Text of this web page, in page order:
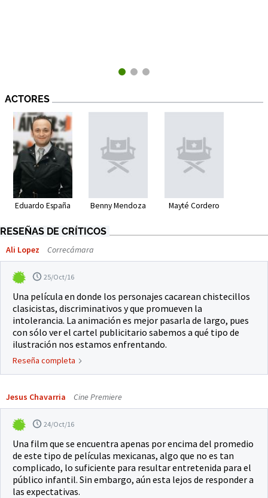
ACTORES
Eduardo España Benny Mendoza Mayté Cordero
RESEÑAS DE CRÍTICOS
Ali Lopez Correcámara
25/Oct/16
Una película en donde los personajes cacarean chistecillos
clasicistas, discriminativos y que promueven la
intolerancia. La animación es mejor pasarla de largo, pues
con sólo ver el cartel publicitario sabemos a qué tipo de
ilustración nos estamos enfrentando.
Reseña completa
Jesus Chavarria Cine Premiere
24/Oct/16
Una film que se encuentra apenas por encima del promedio
de este tipo de películas mexicanas, algo que no es tan
complicado, lo suficiente para resultar entretenida para el
público infantil. Sin embargo, aún esta lejos de responder a
las expectativas.